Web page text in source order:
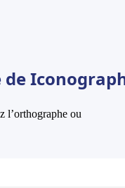
l’orthographe ou